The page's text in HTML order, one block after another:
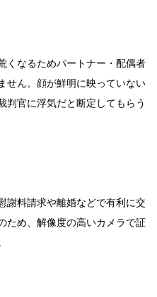
くなるためパートナー・配偶者
せん。顔が鮮明に映っていない
判官に浮気だと断定してもらう
謝料請求や離婚などで有利に交
ため、解像度の高いカメラで証